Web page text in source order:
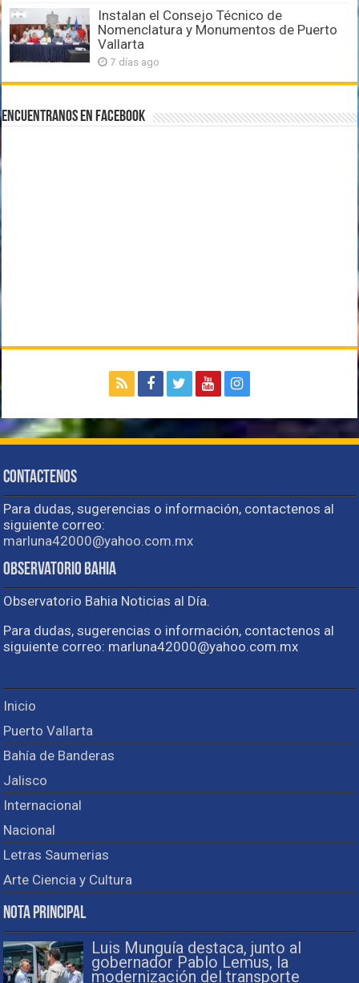
Instalan el Consejo Técnico de
Nomenclatura y Monumentos de Puerto
Vallarta
7 días ago
Encuentranos en Facebook
Contactenos
Para dudas, sugerencias o información, contactenos al
siguiente correo:
marluna42000@yahoo.com.mx
Observatorio Bahia
Observatorio Bahia Noticias al Día.
Para dudas, sugerencias o información, contactenos al
siguiente correo: marluna42000@yahoo.com.mx
Inicio
Puerto Vallarta
Bahía de Banderas
Jalisco
Internacional
Nacional
Letras Saumerias
Arte Ciencia y Cultura
Nota Principal
Luis Munguía destaca, junto al
gobernador Pablo Lemus, la
modernización del transporte